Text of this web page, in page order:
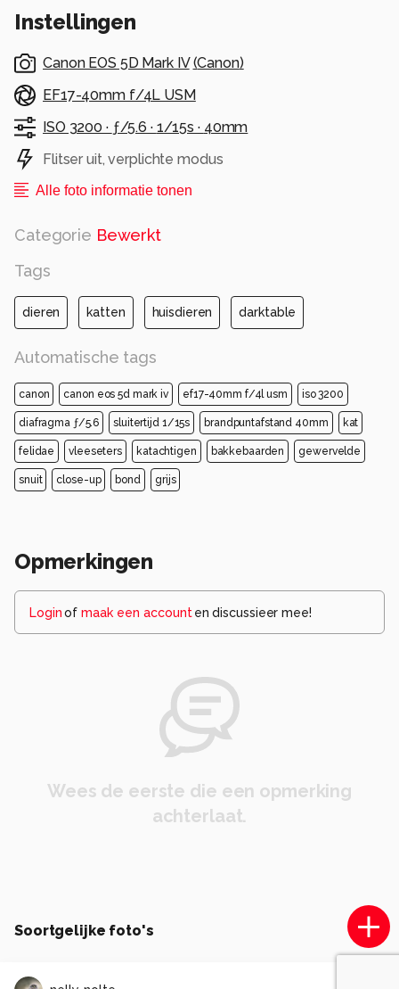
Instellingen
Canon EOS 5D Mark IV (Canon)
EF17-40mm f/4L USM
ISO 3200 · ƒ/5.6 · 1/15s · 40mm
Flitser uit, verplichte modus
Alle foto informatie tonen
Categorie Bewerkt
Tags
dieren katten huisdieren darktable
Automatische tags
canon canon eos 5d mark iv ef17-40mm f/4l usm iso 3200
diafragma ƒ/5.6 sluitertijd 1/15s brandpuntafstand 40mm kat
felidae vleeseters katachtigen bakkebaarden gewervelde
snuit close-up bond grijs
Opmerkingen
Loginof maak een account en discussieer mee!
Wees de eerste die een opmerking
achterlaat.
Soortgelijke foto's